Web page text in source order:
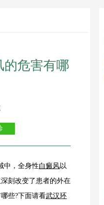
的危害有哪
中，全身性白癜风以
刻改变了患者的外在
些?下面请看武汉环